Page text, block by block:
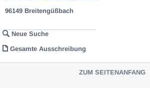
96149 Breitengüßbach
Neue Suche
Gesamte Ausschreibung
ZUM SEITENANFANG